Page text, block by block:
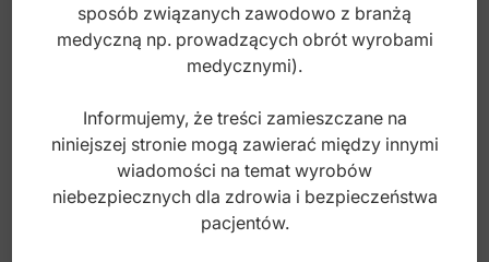
Kamień polerski Arkansas na turbinę 3 mm
stożek
Index: ST-645FG
16,00zł
sposób związanych zawodowo z branżą
medyczną np. prowadzących obrót wyrobami
medycznymi).
Informujemy, że treści zamieszczane na
niniejszej stronie mogą zawierać między innymi
wiadomości na temat wyrobów
niebezpiecznych dla zdrowia i bezpieczeństwa
pacjentów.